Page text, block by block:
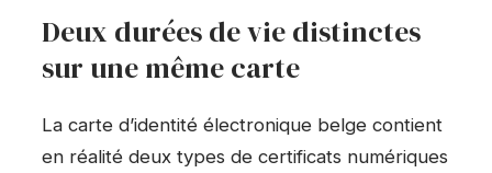
Deux durées de vie distinctes
sur une même carte
La carte d’identité électronique belge contient
en réalité deux types de certificats numériques